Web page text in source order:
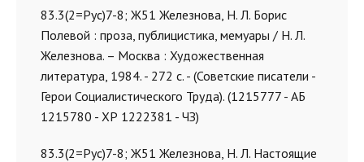
83.3(2=Рус)7-8; Ж51 Железнова, Н. Л. Борис
Полевой : проза, публицистика, мемуары / Н. Л.
Железнова. – Москва : Художественная
литература, 1984. - 272 с. - (Советские писатели -
Герои Социалистического Труда). (1215777 - АБ
1215780 - ХР 1222381 - ЧЗ)
83.3(2=Рус)7-8; Ж51 Железнова, Н. Л. Настоящие